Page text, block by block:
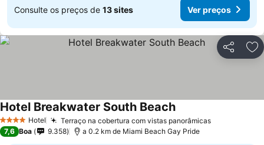
Consulte os preços de 13 sites Ver preços
Partilhar
4 EstrelasHotel Terraço na cobertura com vistas panorâmicasVer preços
Hotel Breakwater South BeachVer preços
7,6 Boa 9.358 a 0.2 km de Miami Beach Gay Pride